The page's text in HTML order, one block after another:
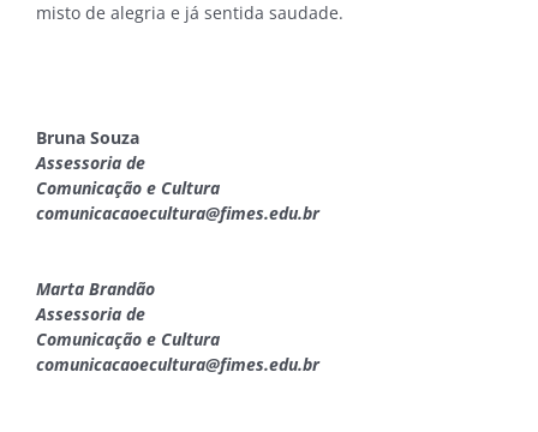
misto de alegria e já sentida saudade.
Bruna Souza
Assessoria de
Comunicação e Cultura
comunicacaoecultura@fimes.edu.br
Marta Brandão
Assessoria de
Comunicação e Cultura
comunicacaoecultura@fimes.edu.br